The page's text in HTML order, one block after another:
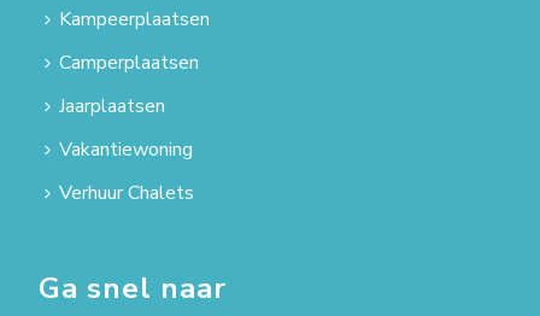
Kampeerplaatsen
Camperplaatsen
Jaarplaatsen
Vakantiewoning
Verhuur Chalets
Ga snel naar